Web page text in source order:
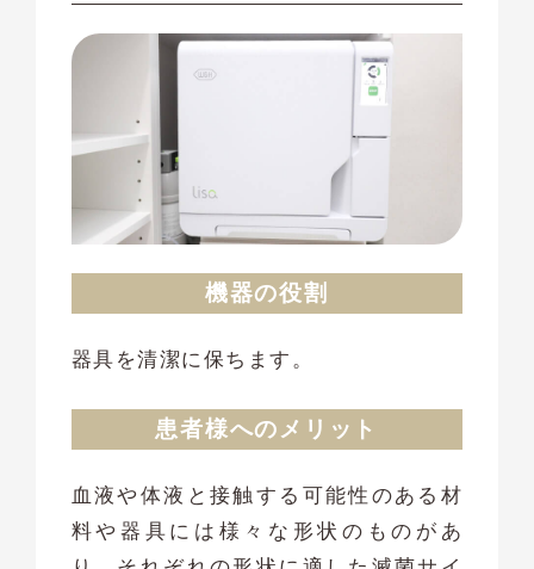
機器の役割
器具を清潔に保ちます。
患者様へのメリット
血液や体液と接触する可能性のある材
料や器具には様々な形状のものがあ